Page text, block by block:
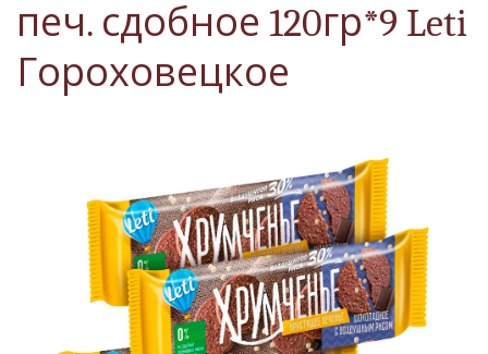
печ. сдобное 120гр*9 Leti
Гороховецкое